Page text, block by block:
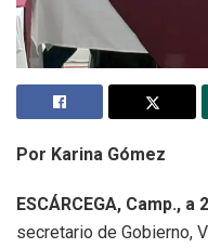
Por Karina Gómez
ESCÁRCEGA, Camp.,
secretario de Gobierno,